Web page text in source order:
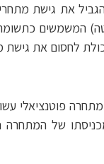
את גישת
המשמשים
לחסום את גישת
פוטנציאלי
של המתחרה